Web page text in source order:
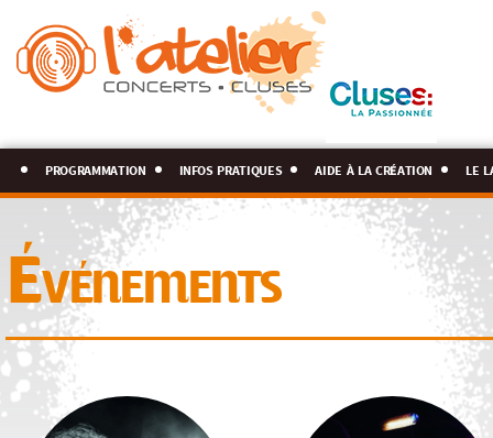
programmation infos pratiques aide à la création le
Événements